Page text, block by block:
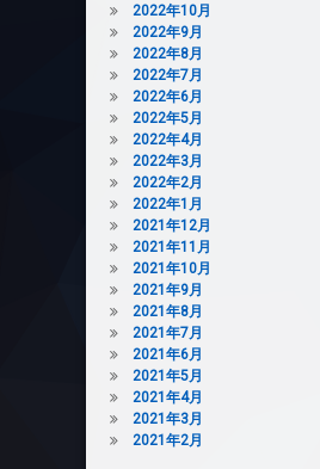
2022年10月
2022年9月
2022年8月
2022年7月
2022年6月
2022年5月
2022年4月
2022年3月
2022年2月
2022年1月
2021年12月
2021年11月
2021年10月
2021年9月
2021年8月
2021年7月
2021年6月
2021年5月
2021年4月
2021年3月
2021年2月